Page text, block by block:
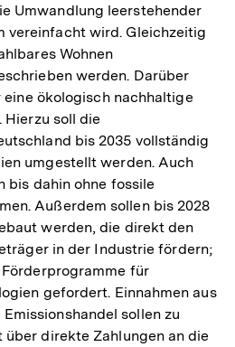
Umwandlung leerstehender
vereinfacht wird. Gleichzeitig
Wohnen
werden. Darüber
ökologisch nachhaltige
soll die
bis 2035 vollständig
umgestellt werden. Auch
bis dahin ohne fossile
Außerdem sollen bis 2028
werden, die direkt den
in der Industrie fördern;
für
gefordert. Einnahmen aus
sollen zu
über direkte Zahlungen an die